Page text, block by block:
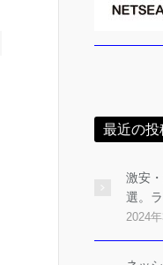
最近の投
激安
選。
2024